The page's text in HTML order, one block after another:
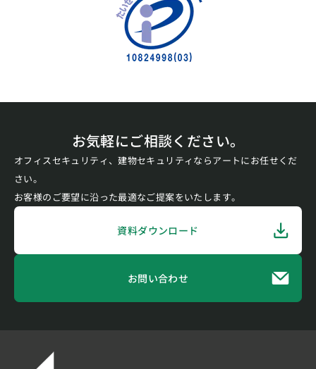
お気軽にご相談ください。
オフィスセキュリティ、建物セキュリティならアートにお任せくだ
さい。
お客様のご要望に沿った最適なご提案をいたします。
資料ダウンロード
お問い合わせ